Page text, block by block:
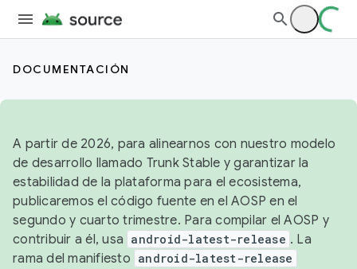
DOCUMENTACIÓN
A partir de 2026, para alinearnos con nuestro modelo
de desarrollo llamado Trunk Stable y garantizar la
estabilidad de la plataforma para el ecosistema,
publicaremos el código fuente en el AOSP en el
segundo y cuarto trimestre. Para compilar el AOSP y
contribuir a él, usa android-latest-release . La
rama del manifiesto android-latest-release